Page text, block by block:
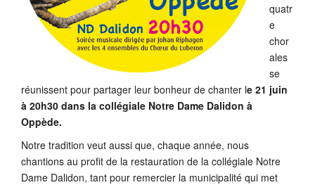
quatr
e
chor
ales
se
réunissent pour partager leur bonheur de chanter le 21 juin
à 20h30 dans la collégiale Notre Dame Dalidon à
Oppède.
Notre tradition veut aussi que, chaque année, nous
chantions au profit de la restauration de la collégiale Notre
Dame Dalidon, tant pour remercier la municipalité qui met